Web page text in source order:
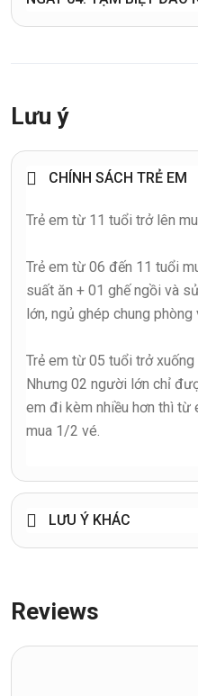
Lưu ý
CHÍNH SÁCH TRẺ EM
Trẻ em từ 11 tuổi trở lên
Trẻ em từ 06 đến 11 tuổi
suất ăn + 01 ghế ngồi và
lớn, ngủ ghép chung
Trẻ em từ 05 tuổi trở
Nhưng 02 người lớn chỉ
em đi kèm nhiều hơn thì từ
mua 1/2 vé.
LƯU Ý KHÁC
Reviews